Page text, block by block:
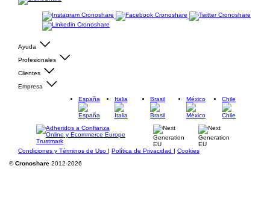
Ayuda
Profesionales
Clientes
Empresa
España
Italia Brasil México Chile
Condiciones y Términos de Uso | Política de Privacidad | Cookies
©Cronoshare 2012-2026